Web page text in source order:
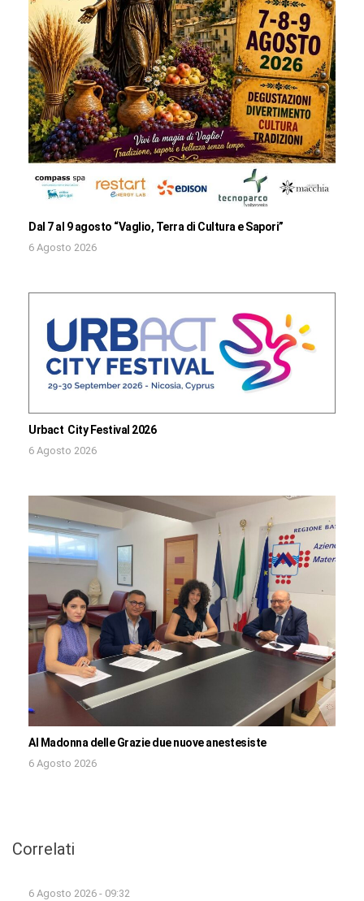
Dal 7 al 9 agosto “Vaglio, Terra di Cultura e Sapori”
6 Agosto 2026
Urbact City Festival 2026
6 Agosto 2026
Al Madonna delle Grazie due nuove anestesiste
6 Agosto 2026
Correlati
6 Agosto 2026 - 09:32